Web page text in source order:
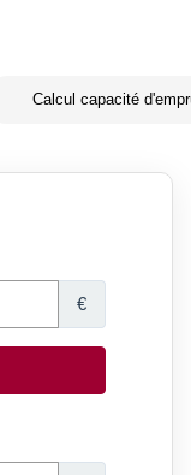
Calcul capacité